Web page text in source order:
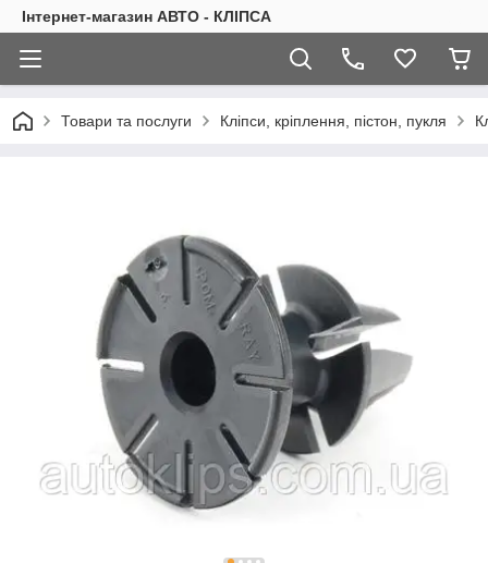
Інтернет-магазин АВТО - КЛІПСА
Товари та послуги Кліпси, кріплення, пістон, пукля